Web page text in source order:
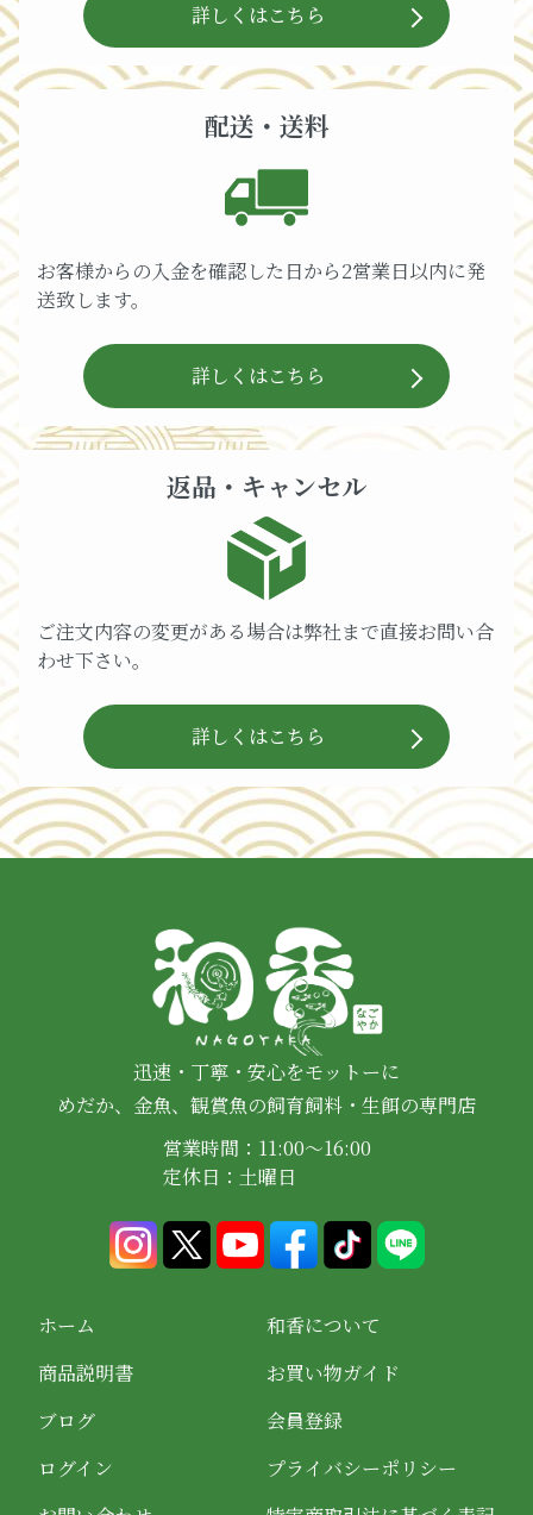
詳しくはこちら
配送・送料
お客様からの入金を確認した日から2営業日以内に発
送致します。
詳しくはこちら
返品・キャンセル
ご注文内容の変更がある場合は弊社まで直接お問い合
わせ下さい。
詳しくはこちら
迅速・丁寧・安心をモットーに
めだか、金魚、観賞魚の飼育飼料・生餌の専門店
営業時間：11:00～16:00
定休日：土曜日
ホーム
和香について
商品説明書
お買い物ガイド
ブログ
会員登録
ログイン
プライバシーポリシー